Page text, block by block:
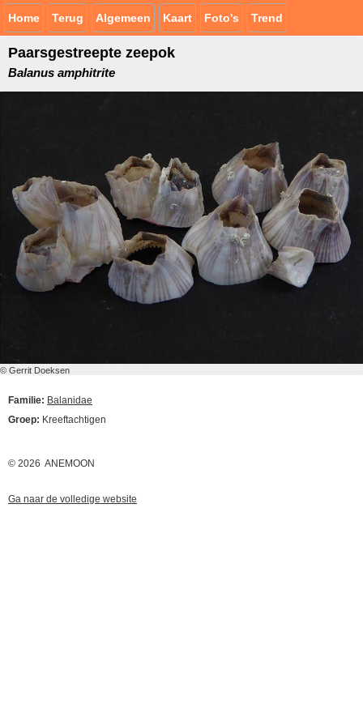
Home Terug Algemeen Kaart Foto's Trend
Paarsgestreepte zeepok
Balanus amphitrite
© Gerrit Doeksen
Familie: Balanidae
Groep: Kreeftachtigen
© 2026 ANEMOON
Ga naar de volledige website